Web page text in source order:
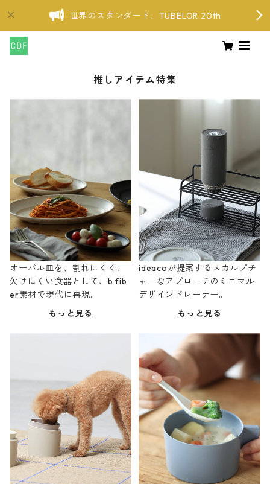
世界のスタンダード、TUBELOR 20th
推しアイテム特集
オーバル皿を、割れにくく、
欠けにくい食器として、b fib
er素材で現代に再現。
もっと見る
ideacoが提案するスカルプチ
ャーなアプローチのミニマル
デザインドレーナー。
もっと見る